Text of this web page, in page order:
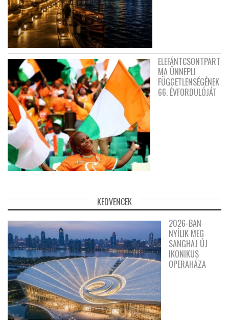
ELEFÁNTCSONTPART
MA ÜNNEPLI
FÜGGETLENSÉGÉNEK
66. ÉVFORDULÓJÁT
KEDVENCEK
2026-BAN
NYÍLIK MEG
SANGHAJ ÚJ
IKONIKUS
OPERAHÁZA